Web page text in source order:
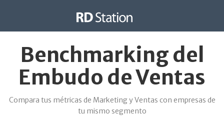
Benchmarking del
Embudo de Ventas
Compara tus métricas de Marketing y Ventas con empresas de
tu mismo segmento